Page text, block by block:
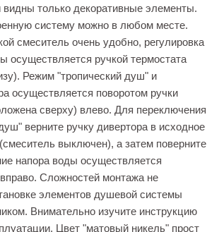
видны только декоративные элементы.
систему можно в любом месте.
смеситель очень удобно, регулировка
осуществляется ручкой термостата
Режим "тропический душ" и
осуществляется поворотом ручки
сверху) влево. Для переключения
верните ручку дивертора в исходное
выключен), а затем поверните
напора воды осуществляется
Сложностей монтажа не
элементов душевой системы
Внимательно изучите инструкцию
Цвет "матовый никель" прост